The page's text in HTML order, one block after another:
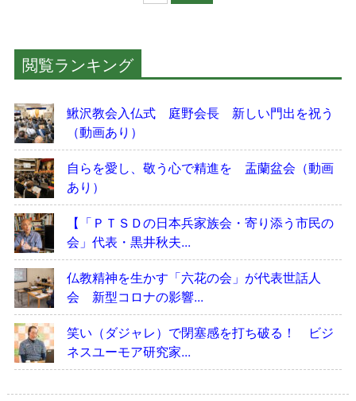
閲覧ランキング
鰍沢教会入仏式 庭野会長 新しい門出を祝う
（動画あり）
自らを愛し、敬う心で精進を 盂蘭盆会（動画
あり）
【「ＰＴＳＤの日本兵家族会・寄り添う市民の
会」代表・黒井秋夫...
仏教精神を生かす「六花の会」が代表世話人
会 新型コロナの影響...
笑い（ダジャレ）で閉塞感を打ち破る！ ビジ
ネスユーモア研究家...